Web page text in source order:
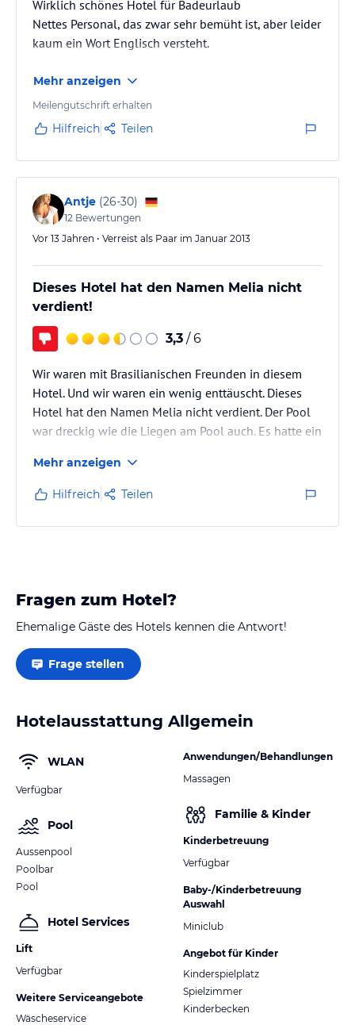
Wirklich schönes Hotel für Badeurlaub
Nettes Personal, das zwar sehr bemüht ist, aber leider
kaum ein Wort Englisch versteht.
Mehr anzeigen
Meilengutschrift erhalten
Hilfreich Teilen
Antje (26-30)
12 Bewertungen
Vor 13 Jahren • Verreist als Paar im Januar 2013
Dieses Hotel hat den Namen Melia nicht
verdient!
3,3 / 6
Wir waren mit Brasilianischen Freunden in diesem
Hotel. Und wir waren ein wenig enttäuscht. Dieses
Hotel hat den Namen Melia nicht verdient. Der Pool
war dreckig wie die Liegen am Pool auch. Es hatte ein
Hier stimmte das Preisleistungsverhältnis nicht bei ca
250,00€ die Nacht.
Mehr anzeigen
Hilfreich Teilen
Fragen zum Hotel?
Ehemalige Gäste des Hotels kennen die Antwort!
Frage stellen
Hotelausstattung Allgemein
WLAN
Verfügbar
Pool
Aussenpool
Poolbar
Pool
Hotel Services
Lift
Verfügbar
Weitere Serviceangebote
Wäscheservice
Anwendungen/Behandlungen
Massagen
Familie & Kinder
Kinderbetreuung
Verfügbar
Baby-/Kinderbetreuung
Auswahl
Miniclub
Angebot für Kinder
Kinderspielplatz
Spielzimmer
Kinderbecken